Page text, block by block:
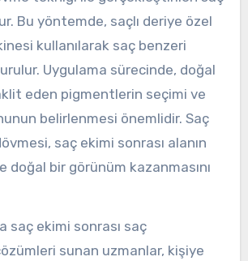
Bu yöntemde, saçlı deriye özel
kullanılarak saç benzeri
Uygulama sürecinde, doğal
eden pigmentlerin seçimi ve
belirlenmesi önemlidir. Saç
saç ekimi sonrası alanın
doğal bir görünüm kazanmasını
saç ekimi sonrası saç
sunan uzmanlar, kişiye